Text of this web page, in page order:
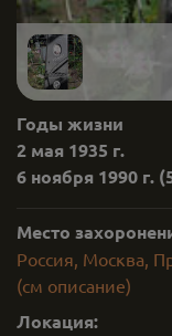
Годы жизни
2 мая 1935 г.
6 ноября 1990 г.
Место
Россия, Москва,
(см описание)
Локация: